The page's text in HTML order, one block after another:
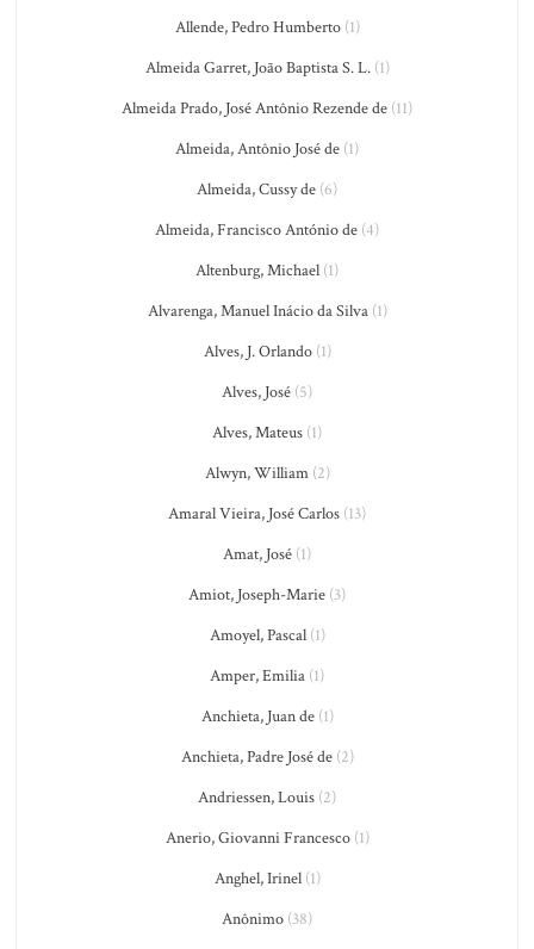
Allende, Pedro Humberto(1)
Almeida Garret, João Baptista S. L.(1)
Almeida Prado, José Antônio Rezende de (11)
Almeida, Antônio José de (1)
Almeida, Cussy de (6)
Almeida, Francisco António de (4)
Altenburg, Michael (1)
Alvarenga, Manuel Inácio da Silva(1)
Alves, J. Orlando(1)
Alves, José (5)
Alves, Mateus (1)
Alwyn, William(2)
Amaral Vieira, José Carlos (13)
Amat, José (1)
Amiot, Joseph-Marie (3)
Amoyel, Pascal(1)
Amper, Emilia (1)
Anchieta, Juan de(1)
Anchieta, Padre José de(2)
Andriessen, Louis (2)
Anerio, Giovanni Francesco(1)
Anghel, Irinel(1)
Anônimo (38)